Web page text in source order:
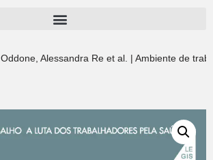
Alessandra Re et al. | Ambiente de